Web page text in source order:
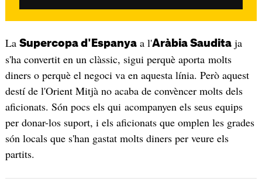
La Supercopa d'Espanyaa l'Aràbia Sauditaja
s'ha convertit en un clàssic, sigui perquè aporta molts
diners o perquè el negoci va en aquesta línia. Però aquest
destí de l'Orient Mitjà no acaba de convèncer molts dels
aficionats. Són pocs els qui acompanyen els seus equips
per donar-los suport, i els aficionats que omplen les grades
són locals que s'han gastat molts diners per veure els
partits.